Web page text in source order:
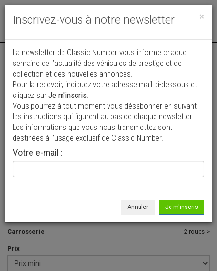
Toggle
Vos annonces vues par
plus de 4 millions de collectionneurs
Ajouter une annonce
> Rechercher un véhicule
911 >
Carrosserie 2 roues >
Prix
×
Inscrivez-vous à notre newsletter
La newsletter de Classic Number vous informe chaque
semaine de l’actualité des véhicules de prestige et de
collection et des nouvelles annonces.
Pour la recevoir, indiquez votre adresse mail ci-dessous et
cliquez sur Je m'inscris.
Vous pourrez à tout moment vous désabonner en suivant
les instructions qui figurent au bas de chaque newsletter.
Les informations que vous nous transmettez sont
destinées à l’usage exclusif de Classic Number.
Votre e-mail :
Annuler Je m'inscris